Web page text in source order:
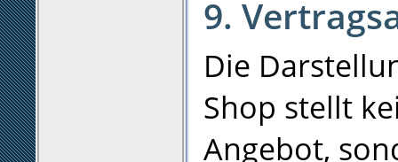
9.
Die
Shop stellt
Angebot,